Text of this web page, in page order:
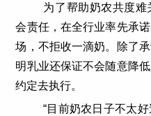
为了帮助奶农共度难
会责任，在全行业率先承
场，不拒收一滴奶。除了
明乳业还保证不会随意降
约定去执行。
“目前奶农日子不太好